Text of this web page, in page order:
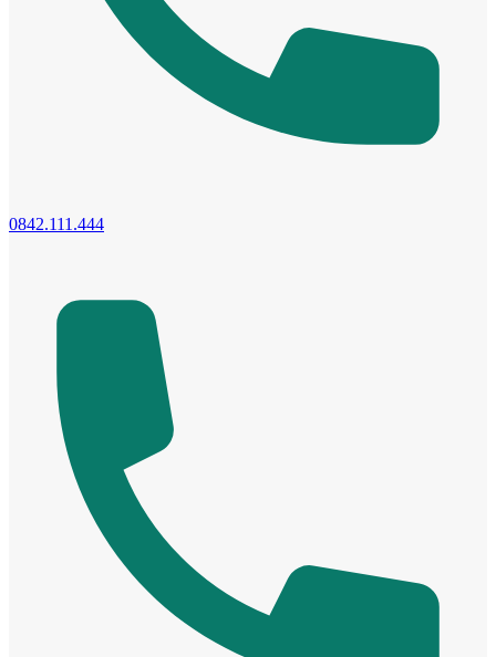
Cửa Nhựa Lõi Thép Upvc
0842.111.444